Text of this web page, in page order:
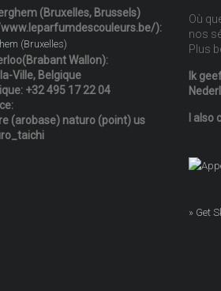
(Bruxelles, Brussels)
):
(Bruxelles)
Wallon):
Ville, Belgique
+32 495 17 22 04
(arobase) naturo (point) us
Où
nos
Plus
Ik
I also
» Get